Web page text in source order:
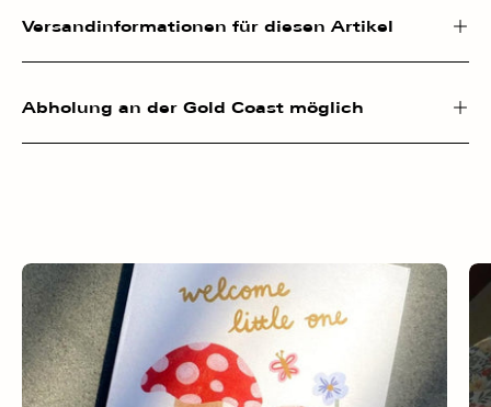
Versandinformationen für diesen Artikel
Abholung an der Gold Coast möglich